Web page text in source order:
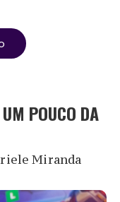
POUCO DA
Miranda